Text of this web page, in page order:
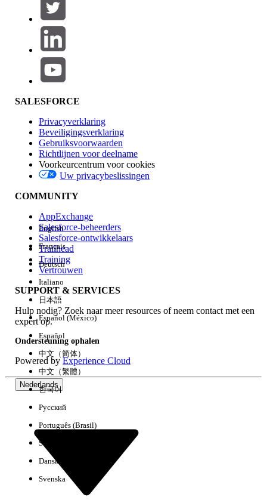
Productgebied
Invloed op functies
Edition
Ervaring
Alles wissen Gereed
Geen resultaten
SALESFORCE
Privacyverklaring
Beveiligingsverklaring
Gebruiksvoorwaarden
Richtlijnen voor deelname
Voorkeurcentrum voor cookies
Uw privacybeslissingen
COMMUNITY
AppExchange
Salesforce-beheerders
Salesforce-ontwikkelaars
Trailhead
Training
Vertrouwen
SUPPORT & SERVICES
Hulp nodig? Zoek naar meer resources of neem contact met een
expert op.
Ondersteuning ophalen
Powered byExperience Cloud
Nederlands
English
Français
Deutsch
Italiano
日本語
Español (México)
Español
中文（简体）
中文（繁體）
한국어
Русский
Português (Brasil)
Suomi
Dansk
Svenska